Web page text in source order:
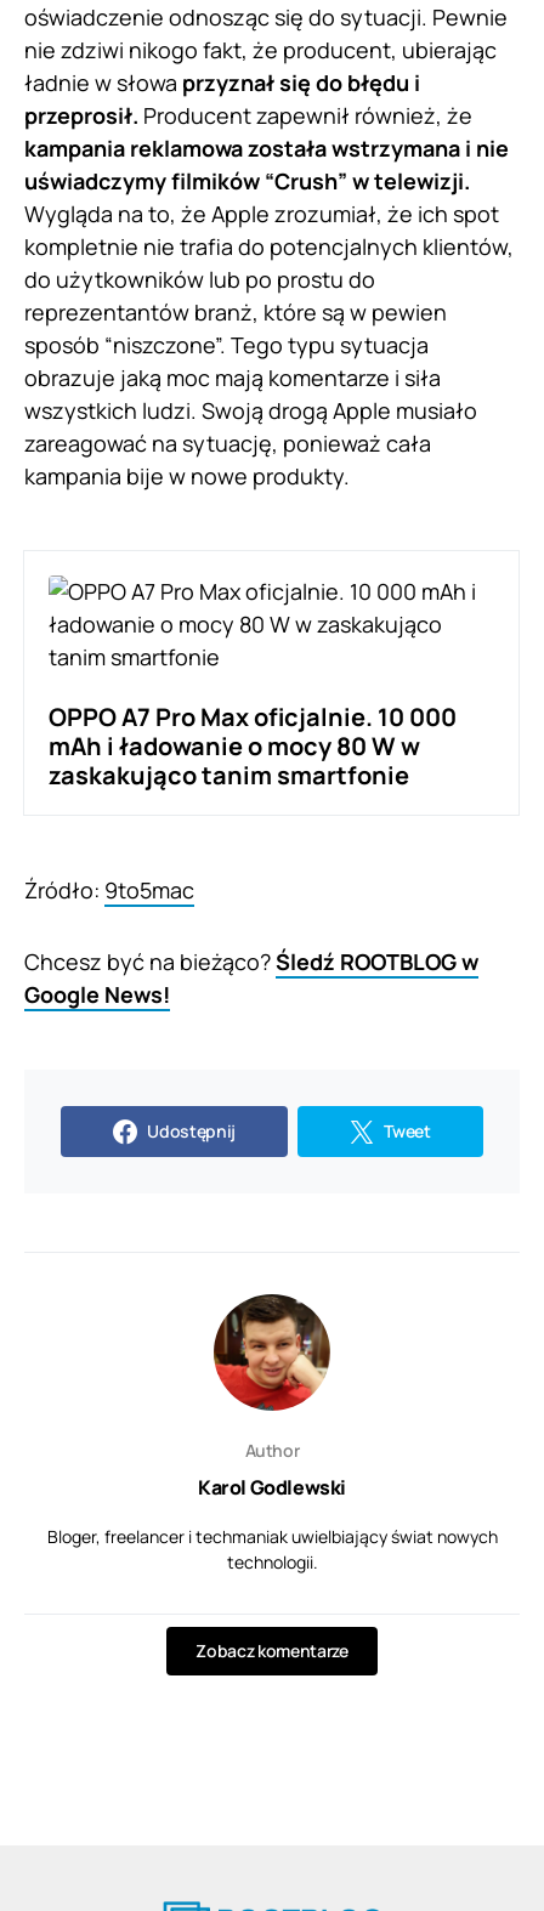
oświadczenie odnosząc się do sytuacji. Pewnie
nie zdziwi nikogo fakt, że producent, ubierając
ładnie w słowa przyznał się do błędu i
przeprosił. Producent zapewnił również, że
kampania reklamowa została wstrzymana i nie
uświadczymy filmików “Crush” w telewizji.
Wygląda na to, że Apple zrozumiał, że ich spot
kompletnie nie trafia do potencjalnych klientów,
do użytkowników lub po prostu do
reprezentantów branż, które są w pewien
sposób “niszczone”. Tego typu sytuacja
obrazuje jaką moc mają komentarze i siła
wszystkich ludzi. Swoją drogą Apple musiało
zareagować na sytuację, ponieważ cała
kampania bije w nowe produkty.
OPPO A7 Pro Max oficjalnie. 10 000
mAh i ładowanie o mocy 80 W w
zaskakująco tanim smartfonie
Źródło: 9to5mac
Chcesz być na bieżąco?Śledź ROOTBLOG w
Google News!
Udostępnij Tweet
Author
Karol Godlewski
Bloger, freelancer i techmaniak uwielbiający świat nowych
technologii.
Zobacz komentarze